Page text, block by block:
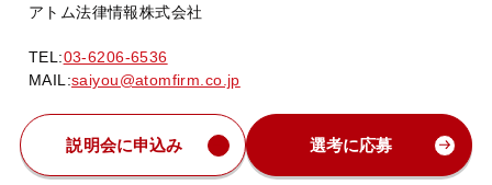
アトム法律情報株式会社
TEL:03-6206-6536
MAIL:saiyou@atomfirm.co.jp
説明会に申込み 選考に応募